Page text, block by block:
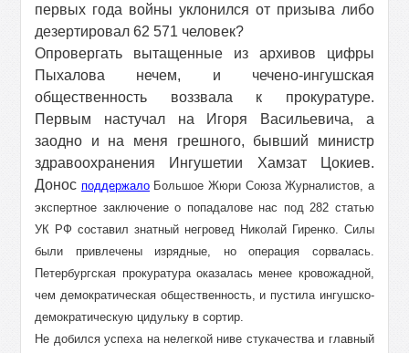
первых года войны уклонился от призыва либо
дезертировал 62 571 человек?
Опровергать вытащенные из архивов цифры
Пыхалова нечем, и чечено-ингушская
общественность воззвала к прокуратуре.
Первым настучал на Игоря Васильевича, а
заодно и на меня грешного, бывший министр
здравоохранения Ингушетии Хамзат Цокиев.
Донос поддержалоБольшое Жюри Союза Журналистов, а
экспертное заключение о попадалове нас под 282 статью
УК РФ составил знатный негровед Николай Гиренко. Силы
были привлечены изрядные, но операция сорвалась.
Петербургская прокуратура оказалась менее кровожадной,
чем демократическая общественность, и пустила ингушско-
демократическую цидульку в сортир.
Не добился успеха на нелегкой ниве стукачества и главный